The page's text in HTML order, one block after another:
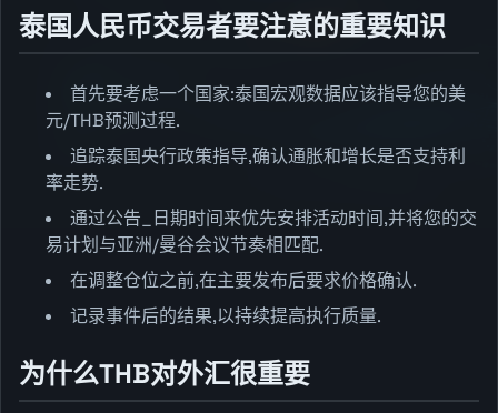
泰国人民币交易者要注意的重要知识
首先要考虑一个国家:泰国宏观数据应该指导您的美
元/THB预测过程.
追踪泰国央行政策指导,确认通胀和增长是否支持利
率走势.
通过公告_日期时间来优先安排活动时间,并将您的交
易计划与亚洲/曼谷会议节奏相匹配.
在调整仓位之前,在主要发布后要求价格确认.
记录事件后的结果,以持续提高执行质量.
为什么THB对外汇很重要